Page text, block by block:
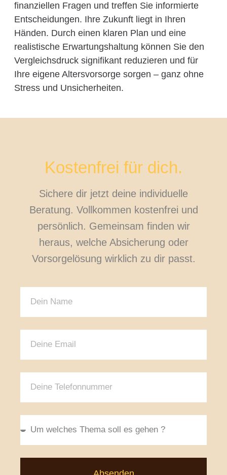
finanziellen Fragen und treffen Sie informierte
Entscheidungen. Ihre Zukunft liegt in Ihren
Händen. Durch einen klaren Plan und eine
realistische Erwartungshaltung können Sie den
Vergleichsdruck signifikant reduzieren und für
Ihre eigene Altersvorsorge sorgen – ganz ohne
Stress und Unsicherheiten.
Kostenfrei für dich.
Sichere dir jetzt deine individuelle
Beratung. Vollkommen kostenfrei und
persönlich. Gemeinsam finden wir
heraus, welche Absicherung oder
Vorsorgelösung wirklich zu dir passt.